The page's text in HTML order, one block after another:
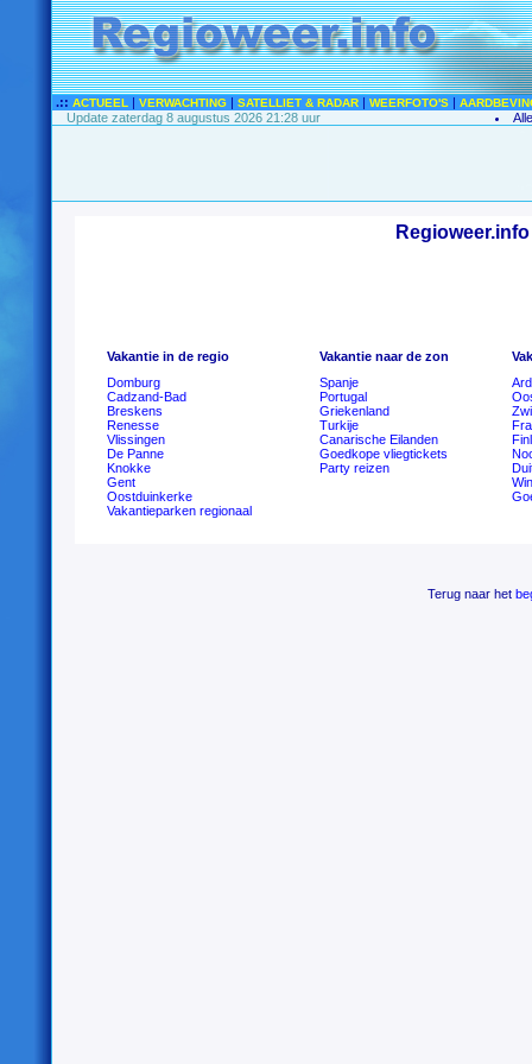
.:: ACTUEEL | VERWACHTING | SATELLIET & RADAR | WEERFOTO'S |
Update zaterdag 8 augustus 2026 21:28 uur
Vakantie in de regio Vakantie naar de zon
Domburg
Cadzand-Bad
Breskens
Renesse
Vlissingen
De Panne
Knokke
Gent
Oostduinkerke
Vakantieparken regionaal
Spanje
Portugal
Griekenland
Turkije
Canarische Eilanden
Goedkope vliegtickets
Party reizen
Terug naar het